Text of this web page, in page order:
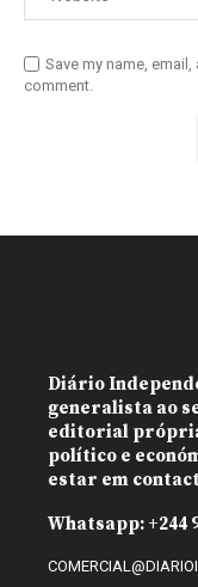
Save my name,
comment.
Diário
generalista ao
editorial
político e
estar em
Whatsapp: +244